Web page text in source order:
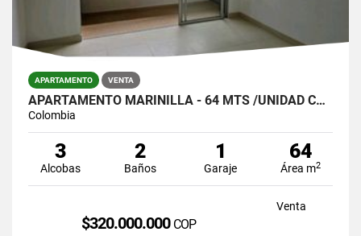
APARTAMENTO VENTA
APARTAMENTO MARINILLA - 64 MTS /UNIDAD COMPLETA/$320.000.000
Colombia
3
Alcobas
2
Baños
1
Garaje
64
Área m2
Venta
$320.000.000 COP